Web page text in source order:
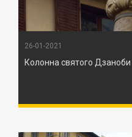
26-01-2021
Колонна святого Дзаноби